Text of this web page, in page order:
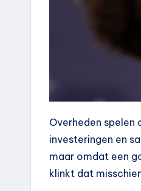
Overheden
investeringen en
maar omdat een
klinkt dat